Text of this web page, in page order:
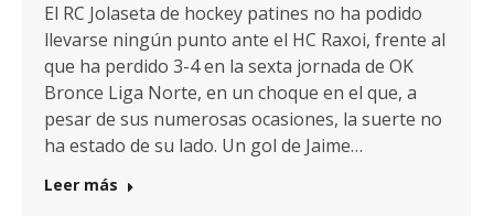
El RC Jolaseta de hockey patines no ha podido
llevarse ningún punto ante el HC Raxoi, frente al
que ha perdido 3-4 en la sexta jornada de OK
Bronce Liga Norte, en un choque en el que, a
pesar de sus numerosas ocasiones, la suerte no
ha estado de su lado. Un gol de Jaime…
Leer más